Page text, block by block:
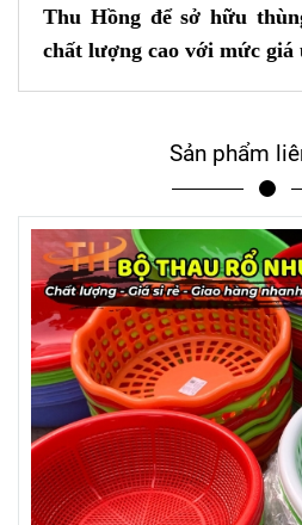
Thu Hồng để sở hữu
chất lượng cao với mức giá
Sản phẩm